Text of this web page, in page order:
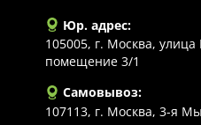
Юр. адрес:
105005, г. Москва, улица
помещение 3/1
Самовывоз:
107113, г. Москва, 3-я